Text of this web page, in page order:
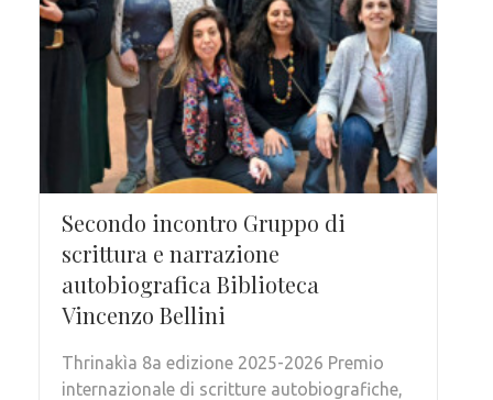
Secondo incontro Gruppo di
scrittura e narrazione
autobiografica Biblioteca
Vincenzo Bellini
Thrinakìa 8a edizione 2025-2026 Premio
internazionale di scritture autobiografiche,